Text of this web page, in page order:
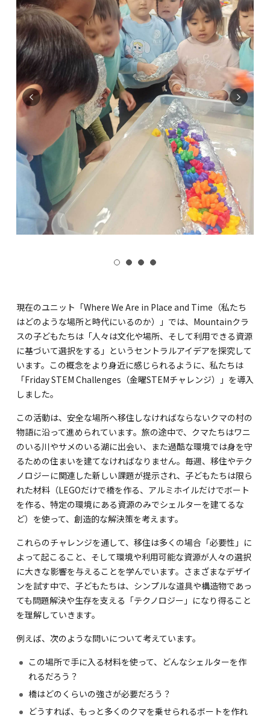
現在のユニット「Where We Are in Place and Time（私たち
はどのような場所と時代にいるのか）」では、Mountainクラ
スの子どもたちは「人々は文化や場所、そして利用できる資源
に基づいて選択をする」というセントラルアイデアを探究して
います。この概念をより身近に感じられるように、私たちは
「Friday STEM Challenges（金曜STEMチャレンジ）」を導入
しました。
この活動は、安全な場所へ移住しなければならないクマの村の
物語に沿って進められています。旅の途中で、クマたちはワニ
のいる川やサメのいる湖に出会い、また過酷な環境では身を守
るための住まいを建てなければなりません。毎週、移住やテク
ノロジーに関連した新しい課題が提示され、子どもたちは限ら
れた材料（LEGOだけで橋を作る、アルミホイルだけでボート
を作る、特定の環境にある資源のみでシェルターを建てるな
ど）を使って、創造的な解決策を考えます。
これらのチャレンジを通して、移住は多くの場合「必要性」に
よって起こること、そして環境や利用可能な資源が人々の選択
に大きな影響を与えることを学んでいます。さまざまなデザイ
ンを試す中で、子どもたちは、シンプルな道具や構造物であっ
ても問題解決や生存を支える「テクノロジー」になり得ること
を理解していきます。
例えば、次のような問いについて考えています。
この場所で手に入る材料を使って、どんなシェルターを作
れるだろう？
橋はどのくらいの強さが必要だろう？
どうすれば、もっと多くのクマを乗せられるボートを作れ